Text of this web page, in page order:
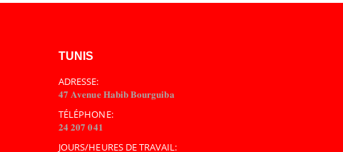
TUNIS
ADRESSE:
𝟒𝟕 𝐀𝐯𝐞𝐧𝐮𝐞 𝐇𝐚𝐛𝐢𝐛 𝐁𝐨𝐮𝐫𝐠𝐮𝐢𝐛𝐚
TÉLÉPHONE:
𝟐𝟒 𝟐𝟎𝟕 𝟎𝟒𝟏
JOURS/HEURES DE TRAVAIL: